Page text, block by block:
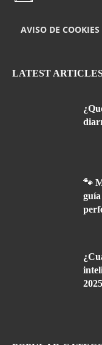
AVISO DE COOKIES
LATEST
🐾
2025